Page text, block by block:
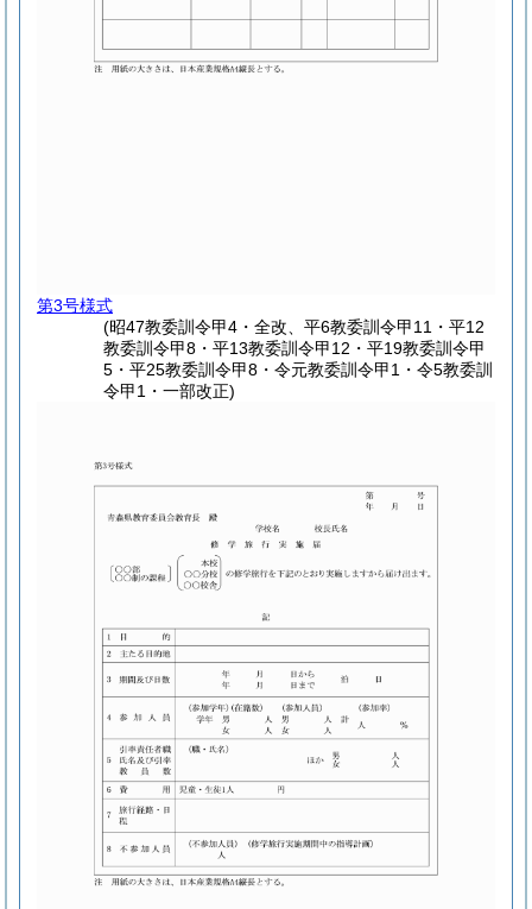
第3号様式
(昭47教委訓令甲4・全改、平6教委訓令甲11・平12
教委訓令甲8・平13教委訓令甲12・平19教委訓令甲
5・平25教委訓令甲8・令元教委訓令甲1・令5教委訓
令甲1・一部改正)